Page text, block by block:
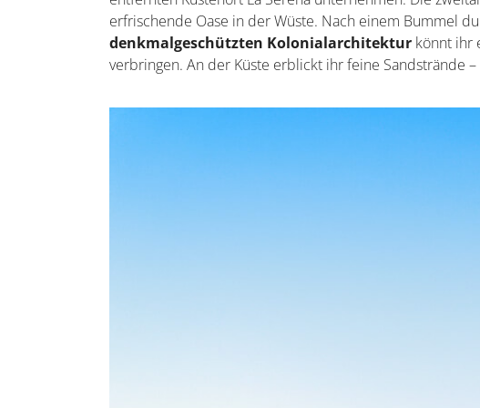
erfrischende Oase in der Wüste. Nach einem Bummel
denkmalgeschützten Kolonialarchitektur könnt ihr
verbringen. An der Küste erblickt ihr feine Sandstrände